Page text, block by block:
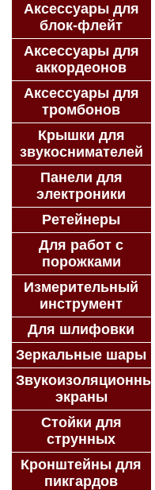
Аксессуары для
блок-флейт
Аксессуары для
аккордеонов
Аксессуары для
тромбонов
Крышки для
звукоснимателей
Панели для
электроники
Ретейнеры
Для работ с
порожками
Измерительный
инструмент
Для шлифовки
Зеркальные шары
Звукоизоляционные
экраны
Стойки для
струнных
Кронштейны для
пикгардов